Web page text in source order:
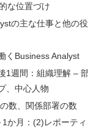
な位置づけ
の主な仕事と他の
くBusiness Analyst
1週間：組織理解 –
、中心人物
数、関係部署の数
か月：(2)レポーテ